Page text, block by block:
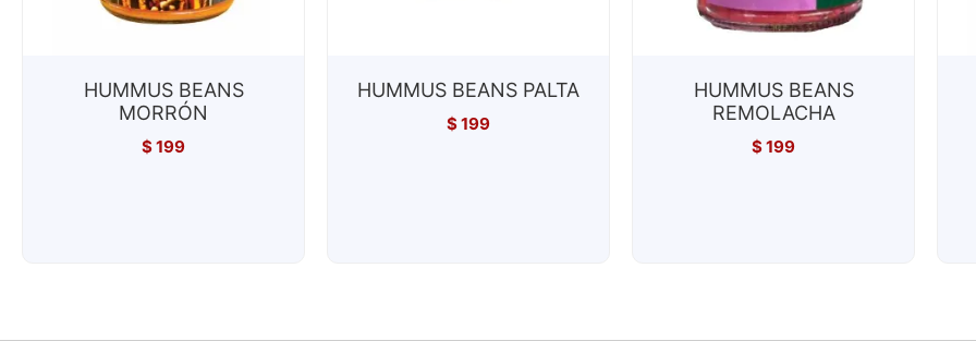
HUMMUS BEANS
MORRÓN
$199
HUMMUS BEANS PALTA
$199
HUMMUS BEANS
REMOLACHA
$199